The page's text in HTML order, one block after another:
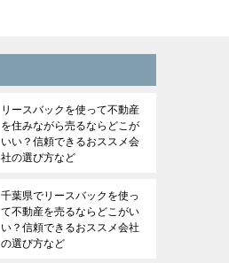
リースバックを使って不動産
を住みながら売るならどこが
いい？信頼できるおススメ会
社の選び方など
千葉県でリースバックを使っ
て不動産を売るならどこがい
い？信頼できるおススメ会社
の選び方など